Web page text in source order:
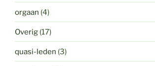
orgaan (4)
Overig (17)
quasi-leden (3)